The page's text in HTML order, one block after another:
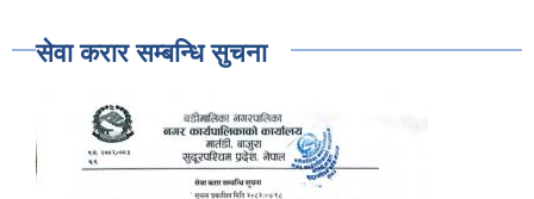
सेवा करार सम्बन्धि सुचना